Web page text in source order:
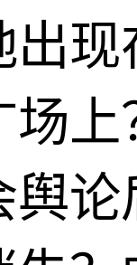
出现
上
舆论